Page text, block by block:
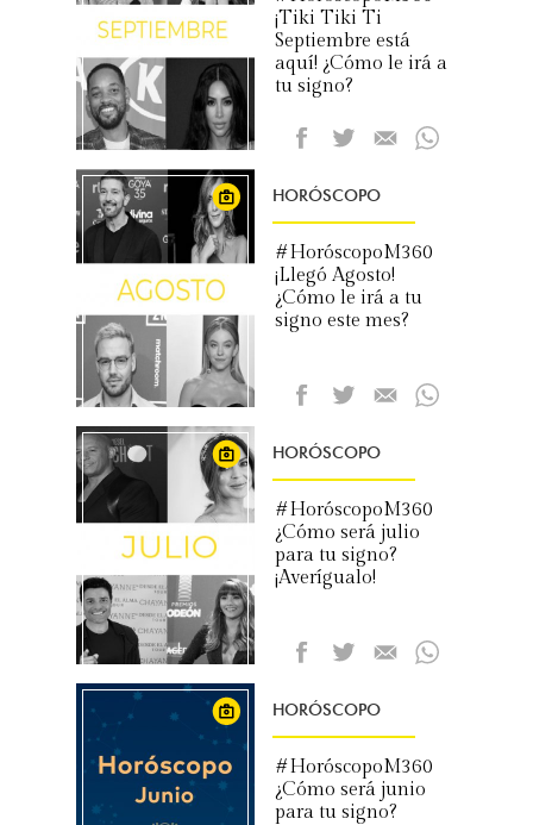
¡Tiki Tiki Ti
Septiembre está
aquí! ¿Cómo le irá a
tu signo?
HORÓSCOPO
#HoróscopoM360
¡Llegó Agosto!
¿Cómo le irá a tu
signo este mes?
HORÓSCOPO
#HoróscopoM360
¿Cómo será julio
para tu signo?
¡Averígualo!
HORÓSCOPO
#HoróscopoM360
¿Cómo será junio
para tu signo?